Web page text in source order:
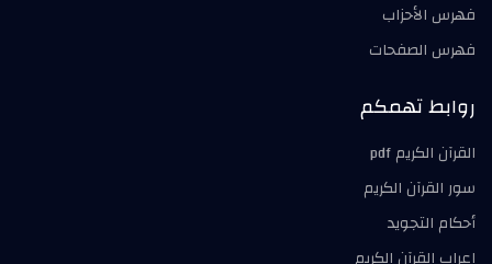
فهرس الأحزاب
فهرس الصفحات
روابط تهمكم
القرآن الكريم pdf
سور القرآن الكريم
أحكام التجويد